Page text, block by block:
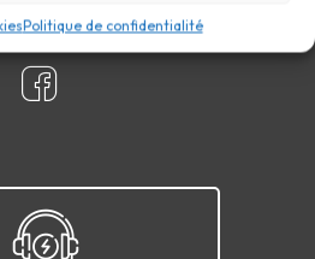
Politique de confidentialité